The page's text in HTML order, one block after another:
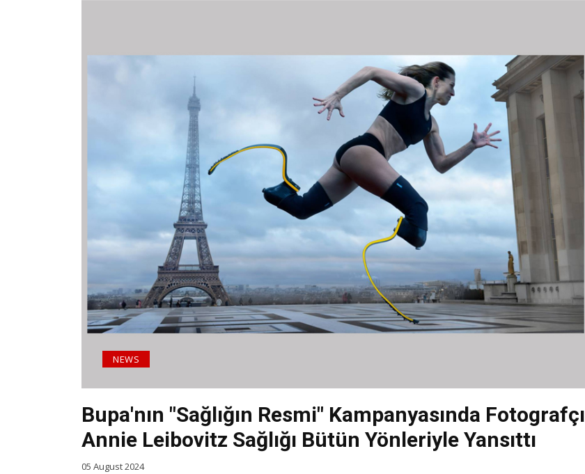
Bupa'nın "Sağlığın Resmi" Kampanyasında Fotografçı
Annie Leibovitz Sağlığı Bütün Yönleriyle Yansıttı
NEWS
05 August 2024